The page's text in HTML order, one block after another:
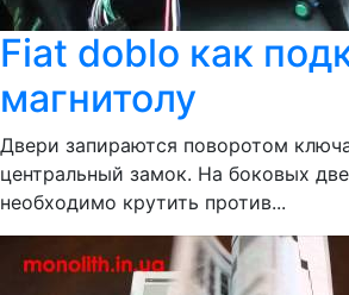
Fiat doblo как
магнитолу
Двери запираются поворотом
центральный замок. На боковых
необходимо крутить против...